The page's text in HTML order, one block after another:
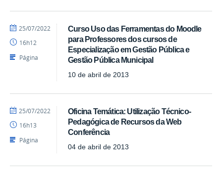
Curso Uso das Ferramentas do Moodle
para Professores dos cursos de
Especialização em Gestão Pública e
Gestão Pública Municipal
10 de abril de 2013
por
-
SEAD
publicado
25/07/2022
16h12
Página
Oficina Temática: Utilização Técnico-
Pedagógica de Recursos da Web
Conferência
04 de abril de 2013
por
-
SEAD
publicado
25/07/2022
16h13
Página